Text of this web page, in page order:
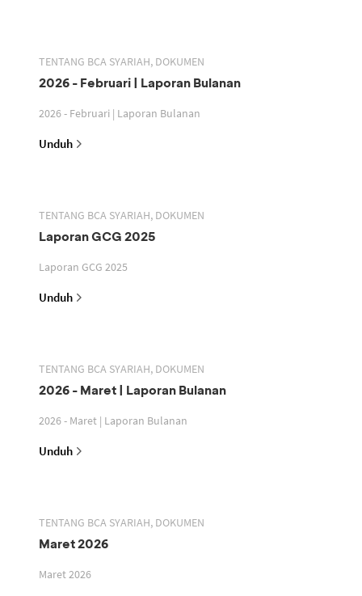
TENTANG BCA SYARIAH, DOKUMEN
2026 - Februari | Laporan Bulanan
2026 - Februari | Laporan Bulanan
Unduh
TENTANG BCA SYARIAH, DOKUMEN
Laporan GCG 2025
Laporan GCG 2025
Unduh
TENTANG BCA SYARIAH, DOKUMEN
2026 - Maret | Laporan Bulanan
2026 - Maret | Laporan Bulanan
Unduh
TENTANG BCA SYARIAH, DOKUMEN
Maret 2026
Maret 2026